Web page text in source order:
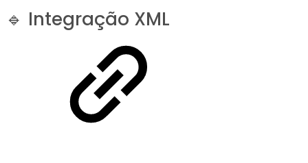
🔹 Integração XML